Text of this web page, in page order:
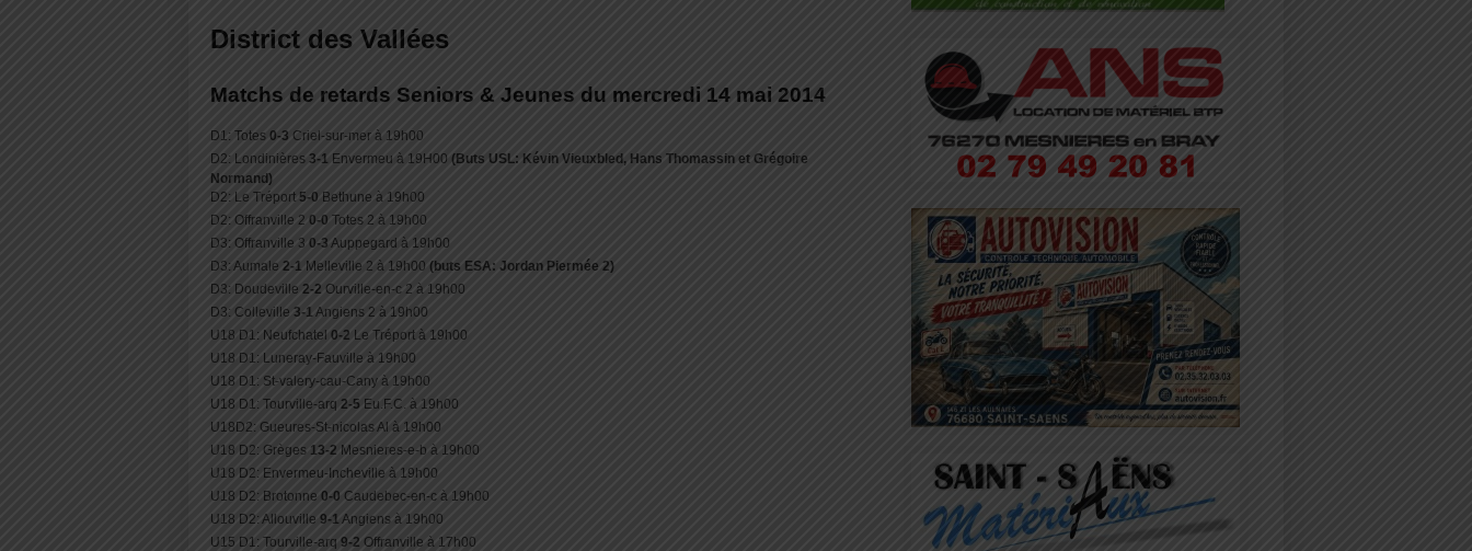
District des Vallées
Matchs de retards Seniors & Jeunes du mercredi 14 mai 2014
D1: Totes 0-3 Criel-sur-mer à 19h00
D2: Londinières 3-1 Envermeu à 19H00 (Buts USL: Kévin Vieuxbled, Hans Thomassin et Grégoire
Normand)
D2: Le Tréport 5-0 Bethune à 19h00
D2: Offranville 2 0-0 Totes 2 à 19h00
D3: Offranville 3 0-3 Auppegard à 19h00
D3: Aumale 2-1 Melleville 2 à 19h00 (buts ESA: Jordan Piermée 2)
D3: Doudeville 2-2 Ourville-en-c 2 à 19h00
D3: Colleville 3-1Angiens 2 à 19h00
U18 D1: Neufchatel 0-2 Le Tréport à 19h00
U18 D1: Luneray-Fauville à 19h00
U18 D1: St-valery-cau-Cany à 19h00
U18 D1: Tourville-arq 2-5 Eu.F.C. à 19h00
U18D2: Gueures-St-nicolas Al à 19h00
U18 D2: Grèges 13-2 Mesnieres-e-b à 19h00
U18 D2: Envermeu-Incheville à 19h00
U18 D2: Brotonne 0-0 Caudebec-en-c à 19h00
U18 D2: Allouville 9-1Angiens à 19h00
U15 D1: Tourville-arq 9-2 Offranville à 17h00